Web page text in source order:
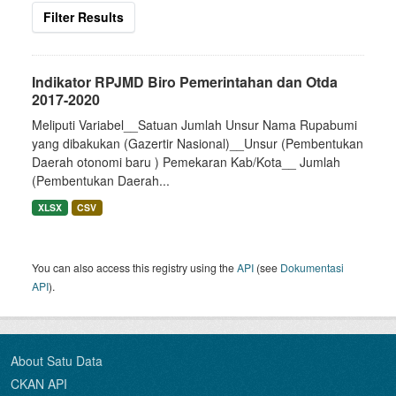
Filter Results
Indikator RPJMD Biro Pemerintahan dan Otda
2017-2020
Meliputi Variabel__Satuan Jumlah Unsur Nama Rupabumi
yang dibakukan (Gazertir Nasional)__Unsur (Pembentukan
Daerah otonomi baru ) Pemekaran Kab/Kota__ Jumlah
(Pembentukan Daerah...
XLSX CSV
You can also access this registry using theAPI (see Dokumentasi
API).
About Satu Data
CKAN API